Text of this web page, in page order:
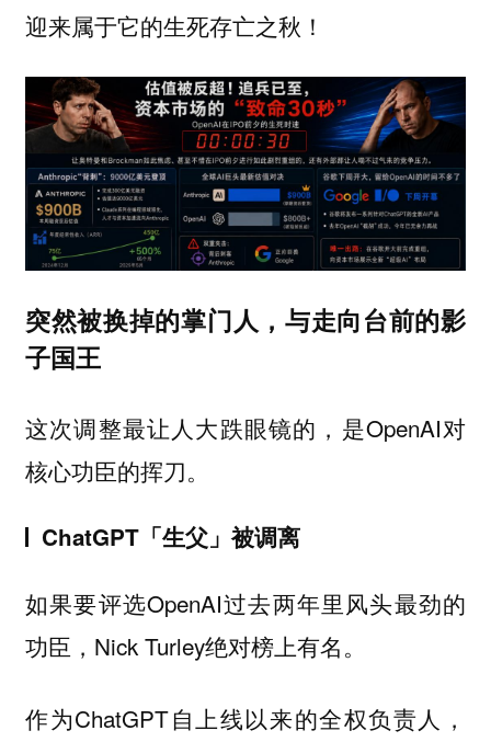
迎来属于它的生死存亡之秋！
突然被换掉的掌门人，与走向台前的影
子国王
这次调整最让人大跌眼镜的，是OpenAI对
核心功臣的挥刀。
ChatGPT「生父」被调离
如果要评选OpenAI过去两年里风头最劲的
功臣，Nick Turley绝对榜上有名。
作为ChatGPT自上线以来的全权负责人，